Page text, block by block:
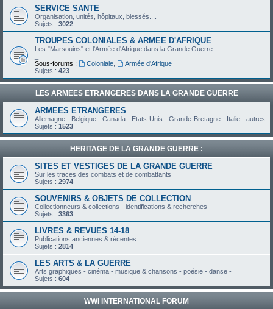
SERVICE SANTE
Organisation, unités, hôpitaux, blessés....
Sujets : 3022
TROUPES COLONIALES & ARMEE D'AFRIQUE
Les "Marsouins" et l'Armée d'Afrique dans la Grande Guerre
Sous-forums :
Coloniale,
Armée d'Afrique
Sujets : 423
LES ARMEES ETRANGERES DANS LA GRANDE GUERRE
ARMEES ETRANGERES
Allemagne - Belgique - Canada - Etats-Unis - Grande-Bretagne - Italie - autres
Sujets : 1523
HERITAGE DE LA GRANDE GUERRE :
SITES ET VESTIGES DE LA GRANDE GUERRE
Sur les traces des combats et de combattants
Sujets : 2974
SOUVENIRS & OBJETS DE COLLECTION
Collectionneurs & collections - identifications & recherches
Sujets : 3363
LIVRES & REVUES 14-18
Publications anciennes & récentes
Sujets : 2814
LES ARTS & LA GUERRE
Arts graphiques - cinéma - musique & chansons - poésie - danse -
Sujets : 604
WWI INTERNATIONAL FORUM